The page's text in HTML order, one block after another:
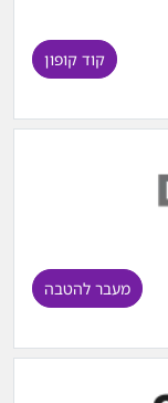
קוד קופון
מעבר להטבה